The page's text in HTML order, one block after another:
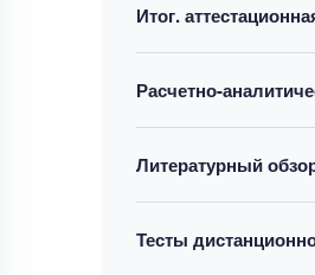
Итог.
Расчетно-
Литературный
Тесты